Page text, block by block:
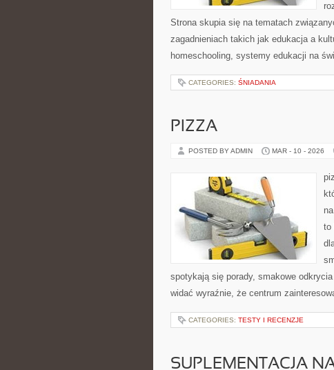
Strona skupia się na tematach
zagadnieniach takich jak edukacja a
homeschooling, systemy edukacji na
CATEGORIES: ŚNIADANIA
PIZZA
POSTED BY ADMIN MAR - 10 - 2026
to
spotykają się porady, smakowe
widać wyraźnie, że centrum
CATEGORIES: TESTY I RECENZJE
SUPLEMENTACJA